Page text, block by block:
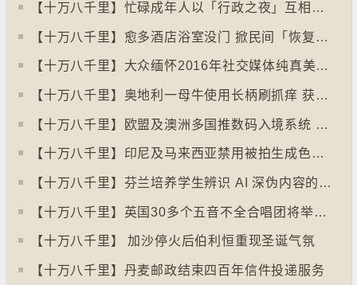
【十万八千里】忙碌成年人以「行政之夜」互相督促完成搁置私务
【十万八千里】愈多酒店浴室没门 掀民间「恢复浴室门」倡议运动
【十万八千里】大众缅怀2016年社交媒体纯真美好体验
【十万八千里】奥地利一母牛使用长柄刷抓痒 获科学家确定懂得使用工具
【十万八千里】欧盟及澳洲多国推数码入境系统 毋须护照盖章
【十万八千里】印尼及马来西亚禁用被拍生成色情影像的人工智能平台Grok
【十万八千里】芬兰培养学生辨识 AI 深伪内容的能力
【十万八千里】英国30多个五音不全合唱团将举行十周年志庆
【十万八千里】 加沙停火后伯利恒重现圣诞气氛
【十万八千里】丹麦邮政结束四百年信件投递服务